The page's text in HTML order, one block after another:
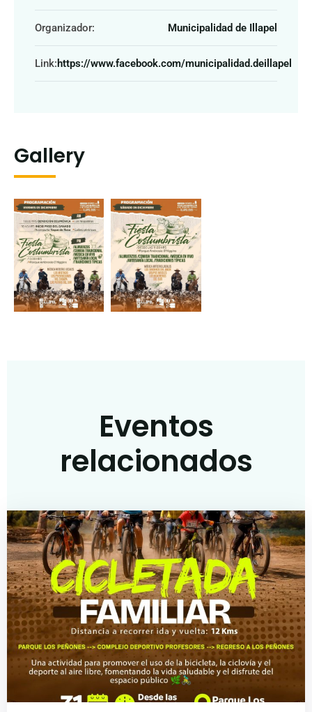
Organizador: Municipalidad de Illapel
Link:https://www.facebook.com/municipalidad.deillapel
Gallery
Eventos
relacionados